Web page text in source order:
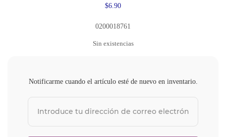
$6.90
0200018761
Sin existencias
Notificarme cuando el artículo esté de nuevo en inventario.